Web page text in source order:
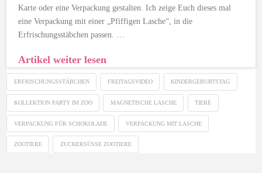
Karte oder eine Verpackung gestalten. Ich zeige Euch dieses mal
eine Verpackung mit einer „Pfiffigen Lasche“, in die
Erfrischungsstäbchen passen. …
Artikel weiter lesen
ERFRISCHUNGSSTÄBCHEN FREITAGSVIDEO KINDERGEBURTSTAG
KOLLEKTION PARTY IM ZOO MAGNETISCHE LASCHE TIERE
VERPACKUNG FÜR SCHOKOLADE VERPACKUNG MIT LASCHE
ZOOTIERE ZUCKERSÜSSE ZOOTIERE